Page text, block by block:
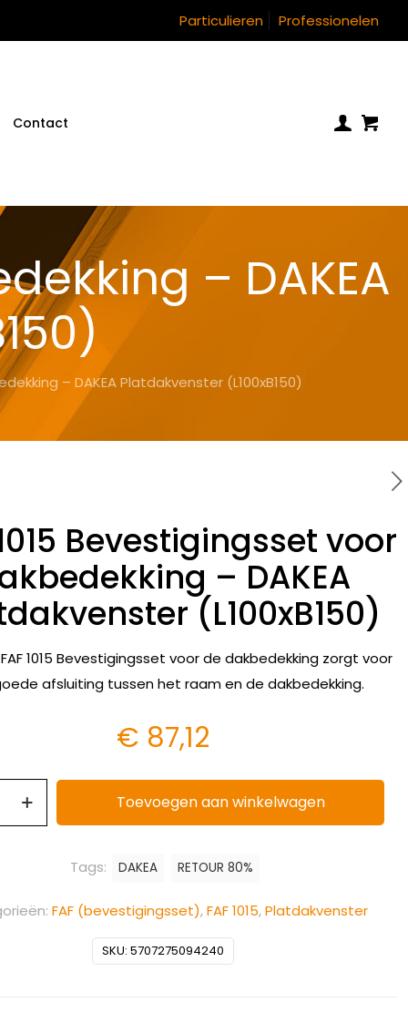
Particulieren Professionelen
Contact
– DAKEA
– DAKEA Platdakvenster (L100xB150)
Bevestigingsset voor
– DAKEA
(L100xB150)
FAF 1015 Bevestigingsset voor de dakbedekking zorgt voor
afsluiting tussen het raam en de dakbedekking.
€ 87,12
Toevoegen aan winkelwagen
SKU:5707275094240
FAF (bevestigingsset),FAF 1015,Platdakvenster
Tags: DAKEA RETOUR 80%